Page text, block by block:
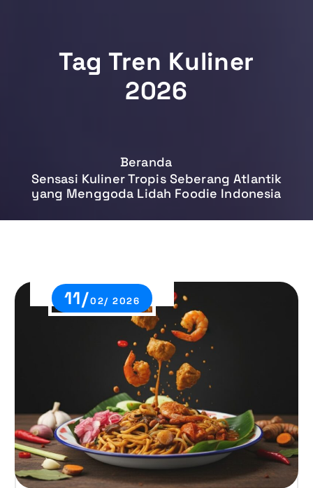
Tag Tren Kuliner
2026
Beranda
Sensasi Kuliner Tropis Seberang Atlantik
yang Menggoda Lidah Foodie Indonesia
11/02/ 2026